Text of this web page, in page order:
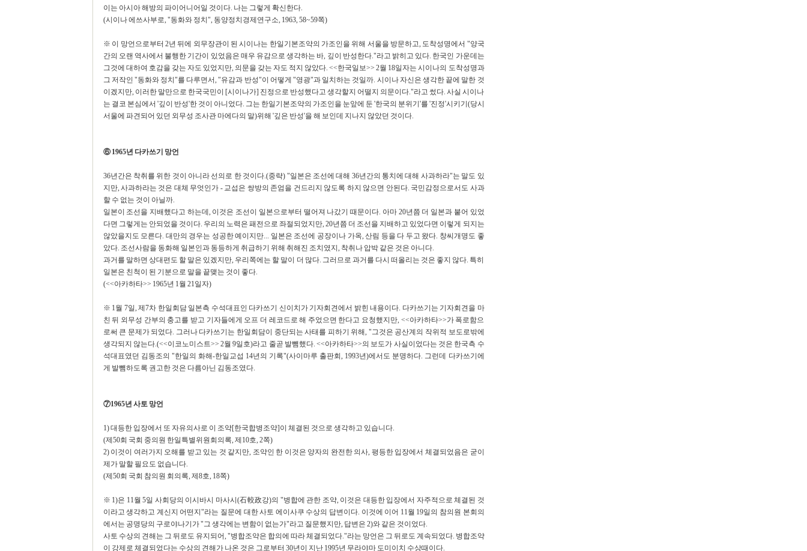
이는 아시아 해방의 파이어니어일 것이다. 나는 그렇게 확신한다.
(시이나 에쓰사부로, "동화와 정치", 동양정치경제연구소, 1963, 58~59쪽)
※ 이 망언으로부터 2년 뒤에 외무장관이 된 시이나는 한일기본조약의 가조인을 위해 서울을 방문하고, 도착성명에서 "양국
간의 오랜 역사에서 불행한 기간이 있었음은 매우 유감으로 생각하는 바, 깊이 반성한다."라고 밝히고 있다. 한국인 가운데는
그것에 대하여 호감을 갖는 자도 있었지만, 의문을 갖는 자도 적지 않았다. <<한국일보>> 2월 18일자는 시이나의 도착성명과
그 저작인 "동화와 정치"를 다루면서, "유감과 반성"이 어떻게 "영광"과 일치하는 것일까. 시이나 자신은 생각한 끝에 말한 것
이겠지만, 이러한 말만으로 한국국민이 [시이나가] 진정으로 반성했다고 생각할지 어떨지 의문이다."라고 썼다. 사실 시이나
는 결코 본심에서 '깊이 반성'한 것이 아니었다. 그는 한일기본조약의 가조인을 눈앞에 둔 '한국의 분위기'를 '진정'시키기(당시
서울에 파견되어 있던 외무성 조사관 마에다의 말)위해 '깊은 반성'을 해 보인데 지나지 않았던 것이다.
⑥ 1965년 다카쓰기 망언
36년간은 착취를 위한 것이 아니라 선의로 한 것이다.(중략) "일본은 조선에 대해 36년간의 통치에 대해 사과하라"는 말도 있
지만, 사과하라는 것은 대체 무엇인가 - 교섭은 쌍방의 존엄을 건드리지 않도록 하지 않으면 안된다. 국민감정으로서도 사과
할 수 없는 것이 아닐까.
일본이 조선을 지배했다고 하는데, 이것은 조선이 일본으로부터 떨어져 나갔기 때문이다. 아마 20년쯤 더 일본과 붙어 있었
다면 그렇게는 안되었을 것이다. 우리의 노력은 패전으로 좌절되었지만, 20년쯤 더 조선을 지배하고 있었다면 이렇게 되지는
않았을지도 모른다. 대만의 경우는 성공한 예이지만... 일본은 조선에 공장이나 가옥, 산림 등을 다 두고 왔다. 창씨개명도 좋
았다. 조선사람을 동화해 일본인과 동등하게 취급하기 위해 취해진 조치였지, 착취나 압박 같은 것은 아니다.
과거를 말하면 상대편도 할 말은 있겠지만, 우리쪽에는 할 말이 더 많다. 그러므로 과거를 다시 떠올리는 것은 좋지 않다. 특히
일본은 친척이 된 기분으로 말을 끝맺는 것이 좋다.
(<<아카하타>> 1965년 1월 21일자)
※ 1월 7일, 제7차 한일회담 일본측 수석대표인 다카쓰기 신이치가 기자회견에서 밝힌 내용이다. 다카쓰기는 기자회견을 마
친 뒤 외무성 간부의 충고를 받고 기자들에게 오프 더 레코드로 해 주었으면 한다고 요청했지만, <<아카하타>>가 폭로함으
로써 큰 문제가 되었다. 그러나 다카쓰기는 한일회담이 중단되는 사태를 피하기 위해, "그것은 공산계의 작위적 보도로밖에
생각되지 않는다.(<<이코노미스트>> 2월 9일호)라고 줄곧 발뺌했다. <<아카하타>>의 보도가 사실이었다는 것은 한국측 수
석대표였던 김동조의 "한일의 화해-한일교섭 14년의 기록"(사이마루 출판회, 1993년)에서도 분명하다. 그런데 다카쓰기에
게 발뺌하도록 권고한 것은 다름아닌 김동조였다.
⑦1965년 사토 망언
1) 대등한 입장에서 또 자유의사로 이 조약[한국합병조약]이 체결된 것으로 생각하고 있습니다.
(제50회 국회 중의원 한일특별위원회의록, 제10호, 2쪽)
2) 이것이 여러가지 오해를 받고 있는 것 같지만, 조약인 한 이것은 양자의 완전한 의사, 평등한 입장에서 체결되었음은 굳이
제가 말할 필요도 없습니다.
(제50회 국회 참의원 회의록, 제8호, 18쪽)
※ 1)은 11월 5일 사회당의 이시바시 마사시(石較政강)의 "병합에 관한 조약, 이것은 대등한 입장에서 자주적으로 체결된 것
이라고 생각하고 계신지 어떤지"라는 질문에 대한 사토 에이사쿠 수상의 답변이다. 이것에 이어 11월 19일의 참의원 본회의
에서는 공명당의 구로야나기가 "그 생각에는 변함이 없는가"라고 질문했지만, 답변은 2)와 같은 것이었다.
사토 수상의 견해는 그 뒤로도 유지되어, "병합조약은 합의에 따라 체결되었다."라는 망언은 그 뒤로도 계속되었다. 병합조약
이 강제로 체결되었다는 수상의 견해가 나온 것은 그로부터 30년이 지난 1995년 무라야마 도미이치 수상때이다.